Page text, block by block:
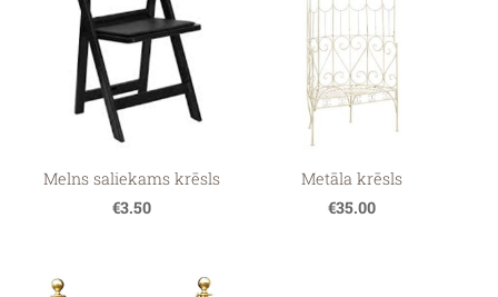
Melns saliekams krēsls
€3.50
Metāla krēsls
€35.00